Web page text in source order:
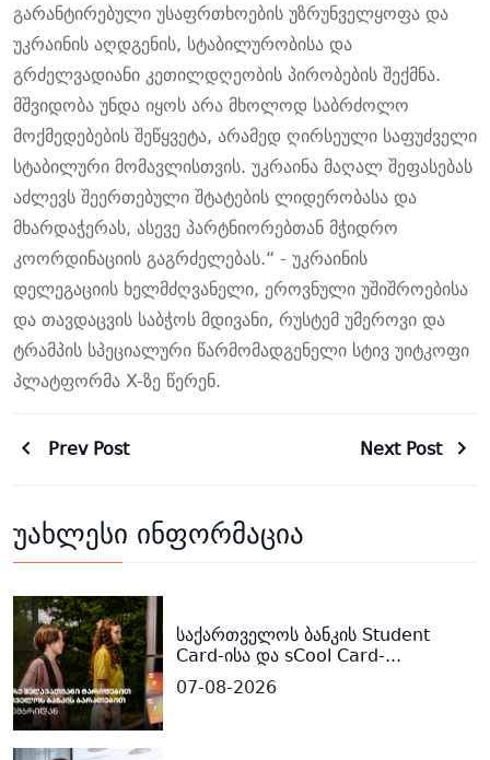
გარანტირებული უსაფრთხოების უზრუნველყოფა და
უკრაინის აღდგენის, სტაბილურობისა და
გრძელვადიანი კეთილდღეობის პირობების შექმნა.
მშვიდობა უნდა იყოს არა მხოლოდ საბრძოლო
მოქმედებების შეწყვეტა, არამედ ღირსეული საფუძველი
სტაბილური მომავლისთვის. უკრაინა მაღალ შეფასებას
აძლევს შეერთებული შტატების ლიდერობასა და
მხარდაჭერას, ასევე პარტნიორებთან მჭიდრო
კოორდინაციის გაგრძელებას.“ - უკრაინის
დელეგაციის ხელმძღვანელი, ეროვნული უშიშროებისა
და თავდაცვის საბჭოს მდივანი, რუსტემ უმეროვი და
ტრამპის სპეციალური წარმომადგენელი სტივ უიტკოფი
პლატფორმა X-ზე წერენ.
Prev Post Next Post
უახლესი ინფორმაცია
საქართველოს ბანკის Student
Card-ისა და sCool Card-...
07-08-2026